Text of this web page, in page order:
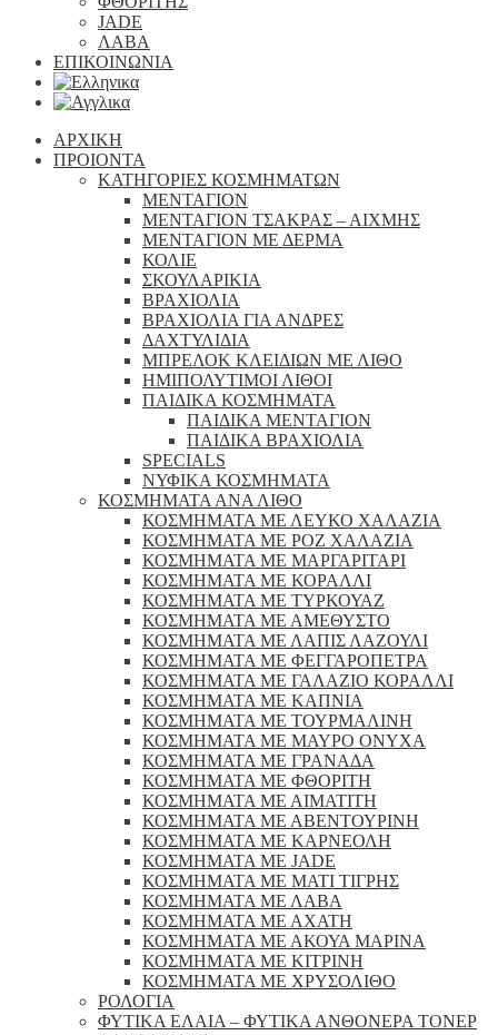
JADE
ΛΑΒΑ
ΕΠΙΚΟΙΝΩΝΙΑ
ΑΡΧΙΚΗ
ΠΡΟΙΟΝΤΑ
ΚΑΤΗΓΟΡΙΕΣ ΚΟΣΜΗΜΑΤΩΝ
ΜΕΝΤΑΓΙΟΝ
ΜΕΝΤΑΓΙΟΝ ΤΣΑΚΡΑΣ – ΑΙΧΜΗΣ
ΜΕΝΤΑΓΙΟΝ ΜΕ ΔΕΡΜΑ
ΚΟΛΙΕ
ΣΚΟΥΛΑΡΙΚΙΑ
ΒΡΑΧΙΟΛΙΑ
ΒΡΑΧΙΟΛΙΑ ΓΙΑ ΑΝΔΡΕΣ
ΔΑΧΤΥΛΙΔΙΑ
ΜΠΡΕΛΟΚ ΚΛΕΙΔΙΩΝ ΜΕ ΛΙΘΟ
ΗΜΙΠΟΛΥΤΙΜΟΙ ΛΙΘΟΙ
ΠΑΙΔΙΚΑ ΚΟΣΜΗΜΑΤΑ
ΠΑΙΔΙΚΑ ΜΕΝΤΑΓΙΟΝ
ΠΑΙΔΙΚΑ ΒΡΑΧΙΟΛΙΑ
SPECIALS
ΝΥΦΙΚΑ ΚΟΣΜΗΜΑΤΑ
ΚΟΣΜΗΜΑΤΑ ΑΝΑ ΛΙΘΟ
ΚΟΣΜΗΜΑΤΑ ΜΕ ΛΕΥΚΟ ΧΑΛΑΖΙΑ
ΚΟΣΜΗΜΑΤΑ ΜΕ ΡΟΖ ΧΑΛΑΖΙΑ
ΚΟΣΜΗΜΑΤΑ ΜΕ ΜΑΡΓΑΡΙΤΑΡΙ
ΚΟΣΜΗΜΑΤΑ ΜΕ ΚΟΡΑΛΛΙ
ΚΟΣΜΗΜΑΤΑ ΜΕ ΤΥΡΚΟΥΑΖ
ΚΟΣΜΗΜΑΤΑ ΜΕ ΑΜΕΘΥΣΤΟ
ΚΟΣΜΗΜΑΤΑ ΜΕ ΛΑΠΙΣ ΛΑΖΟΥΛΙ
ΚΟΣΜΗΜΑΤΑ ΜΕ ΦΕΓΓΑΡΟΠΕΤΡΑ
ΚΟΣΜΗΜΑΤΑ ΜΕ ΓΑΛΑΖΙΟ ΚΟΡΑΛΛΙ
ΚΟΣΜΗΜΑΤΑ ΜΕ ΚΑΠΝΙΑ
ΚΟΣΜΗΜΑΤΑ ΜΕ ΤΟΥΡΜΑΛΙΝΗ
ΚΟΣΜΗΜΑΤΑ ΜΕ ΜΑΥΡΟ ΟΝΥΧΑ
ΚΟΣΜΗΜΑΤΑ ΜΕ ΓΡΑΝΑΔΑ
ΚΟΣΜΗΜΑΤΑ ΜΕ ΦΘΟΡΙΤΗ
ΚΟΣΜΗΜΑΤΑ ΜΕ ΑΙΜΑΤΙΤΗ
ΚΟΣΜΗΜΑΤΑ ΜΕ ΑΒΕΝΤΟΥΡΙΝΗ
ΚΟΣΜΗΜΑΤΑ ΜΕ ΚΑΡΝΕΟΛΗ
ΚΟΣΜΗΜΑΤΑ ΜΕ JADE
ΚΟΣΜΗΜΑΤΑ ΜΕ ΜΑΤΙ ΤΙΓΡΗΣ
ΚΟΣΜΗΜΑΤΑ ΜΕ ΛΑΒΑ
ΚΟΣΜΗΜΑΤΑ ΜΕ ΑΧΑΤΗ
ΚΟΣΜΗΜΑΤΑ ΜΕ ΑΚΟΥΑ ΜΑΡΙΝΑ
ΚΟΣΜΗΜΑΤΑ ΜΕ ΚΙΤΡΙΝΗ
ΚΟΣΜΗΜΑΤΑ ΜΕ ΧΡΥΣΟΛΙΘΟ
ΡΟΛΟΓΙΑ
ΦΥΤΙΚΑ ΕΛΑΙΑ – ΦΥΤΙΚΑ ΑΝΘΟΝΕΡΑ ΤΟΝΕΡ